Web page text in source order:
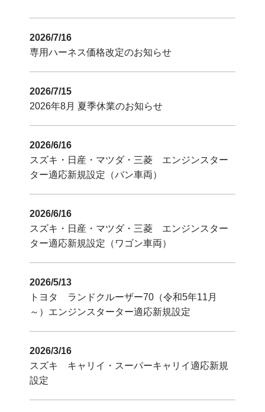
2026/7/16
専用ハーネス価格改定のお知らせ
2026/7/15
2026年8月 夏季休業のお知らせ
2026/6/16
スズキ・日産・マツダ・三菱 エンジンスター
ター適応新規設定（バン車両）
2026/6/16
スズキ・日産・マツダ・三菱 エンジンスター
ター適応新規設定（ワゴン車両）
2026/5/13
トヨタ ランドクルーザー70（令和5年11月
～）エンジンスターター適応新規設定
2026/3/16
スズキ キャリイ・スーパーキャリイ適応新規
設定